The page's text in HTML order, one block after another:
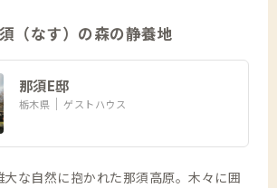
（なす）の森の静養地
那須E邸
栃木県 ゲストハウス
大な自然に抱かれた那須高原。木々に囲